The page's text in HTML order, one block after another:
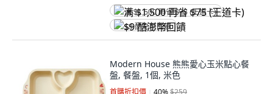
满 $1,500 再省 $75 (王道卡)
$9 酷澎幣回饋
Modern House 熊熊愛心玉米點心餐
盤, 餐盤, 1個, 米色
首購折扣價 40%$259